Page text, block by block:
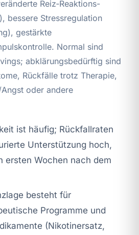
Reiz‑Reaktions-
bessere Stressregulation
gestärkte
Normal sind
abklärungsbedürftig sind
Rückfälle trotz Therapie,
oder andere
ist häufig; Rückfallraten
Unterstützung hoch,
ersten Wochen nach dem
besteht für
Programme und
(Nikotinersatz,